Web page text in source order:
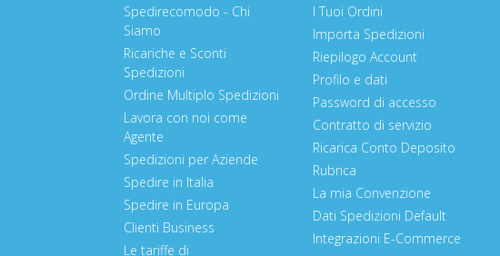
Spedirecomodo - Chi
Siamo
Ricariche e Sconti
Spedizioni
Ordine Multiplo Spedizioni
Lavora con noi come
Agente
Spedizioni per Aziende
Spedire in Italia
Spedire in Europa
Clienti Business
Le tariffe di
I Tuoi Ordini
Importa Spedizioni
Riepilogo Account
Profilo e dati
Password di accesso
Contratto di servizio
Ricarica Conto Deposito
Rubrica
La mia Convenzione
Dati Spedizioni Default
Integrazioni E-Commerce